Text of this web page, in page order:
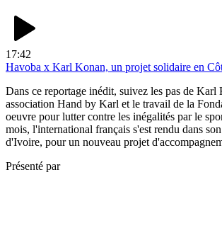
17:42
Havoba x Karl Konan, un projet solidaire en
Dans ce reportage inédit, suivez les pas de Karl
association Hand by Karl et le travail de la
oeuvre pour lutter contre les inégalités par le
mois, l'international français s'est rendu dans
d'Ivoire, pour un nouveau projet
Présenté par